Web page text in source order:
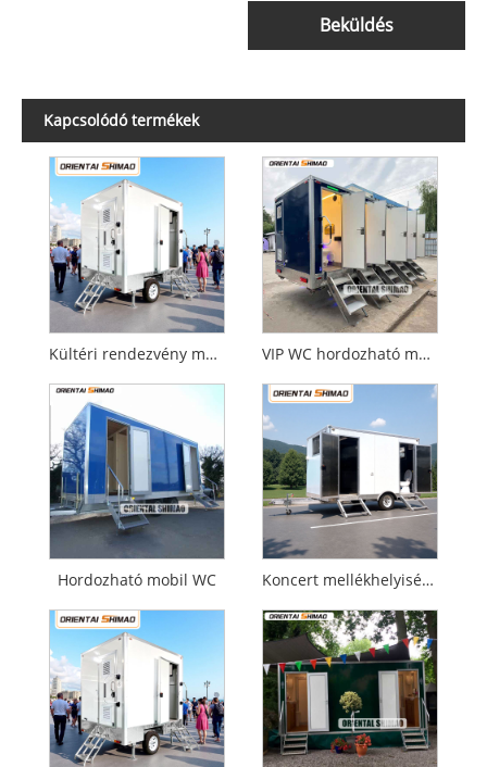
Beküldés
Kapcsolódó termékek
Kültéri rendezvény mellékhelyiség VIP WC hordozható mobil
Hordozható mobil WC Koncert mellékhelyiség előzetese